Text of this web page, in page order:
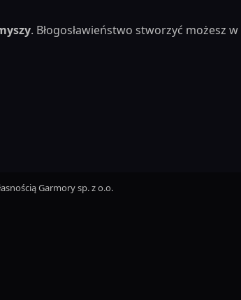
. Błogosławieństwo stworzyć możesz w
Garmory sp. z o.o.